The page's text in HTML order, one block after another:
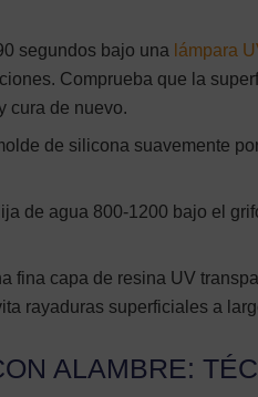
segundos bajo una lámpara
Comprueba que la
cura de nuevo.
de silicona suavemente
de agua 800-1200 bajo el
fina capa de resina UV
rayaduras superficiales a
ALAMBRE: